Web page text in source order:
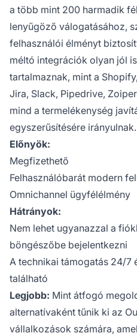
a több mint 200 harmadik
lenyűgöző válogatásához,
felhasználói élményt
méltó integrációk olyan jól
tartalmaznak, mint a
Jira, Slack, Pipedrive,
mind a termelékenység
egyszerűsítésére irányulnak.
Előnyök:
Megfizethető
Felhasználóbarát modern
Omnichannel ügyfélélmény
Hátrányok:
Nem lehet ugyanazzal a
böngészőbe bejelentkezni
A technikai támogatás 24/7
található
Legjobb: Mint átfogó
alternatívaként tűnik ki az
vállalkozások számára,